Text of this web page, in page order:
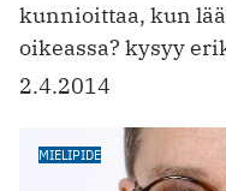
kunnioittaa, kun
oikeassa? kysyy
2.4.2014
MIELIPIDE